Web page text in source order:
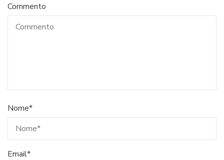
Commento
Nome*
Email*